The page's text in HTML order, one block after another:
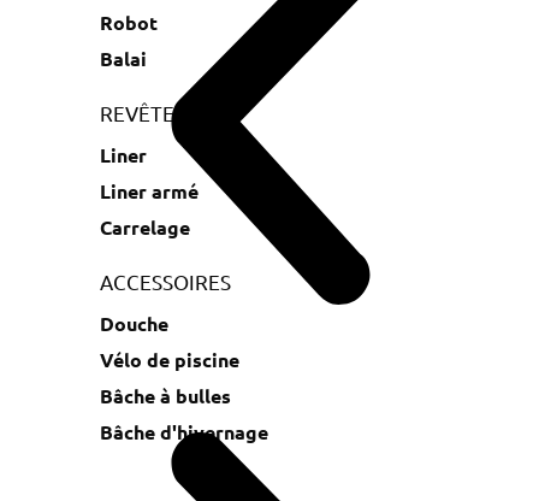
Robot
Balai
REVÊTEMENT
Liner
Liner armé
Carrelage
ACCESSOIRES
Douche
Vélo de piscine
Bâche à bulles
Bâche d'hivernage